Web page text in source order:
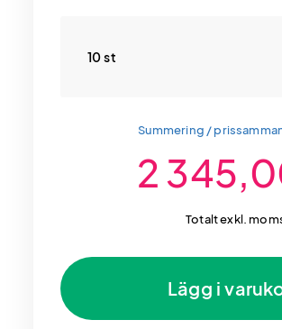
10 st
Summering /
2
Totalt exkl.
Lägg i